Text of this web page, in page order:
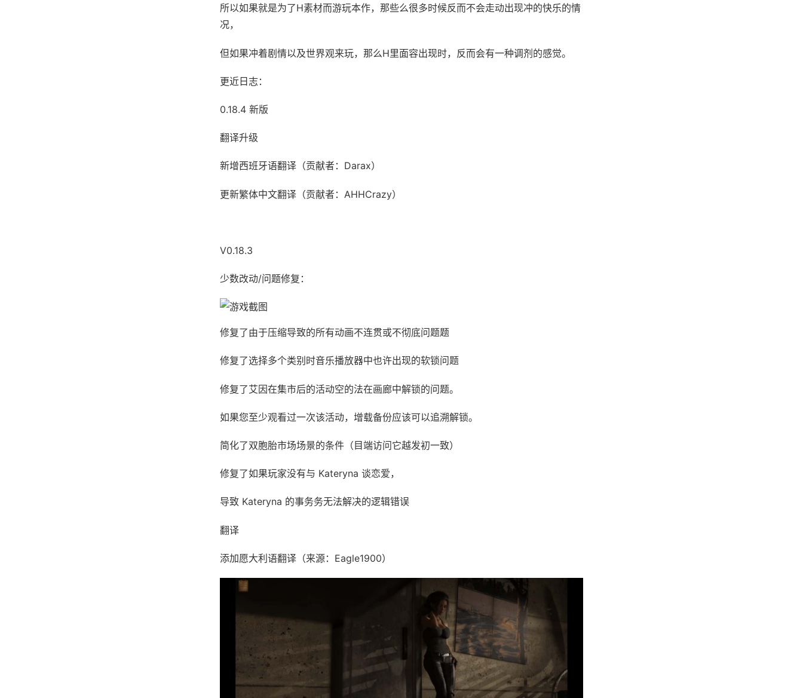
所以如果就是为了H素材而游玩本作，那些么很多时候反而不会走动出现冲的快乐的情
况，
但如果冲着剧情以及世界观来玩，那么H里面容出现时，反而会有一种调剂的感觉。
更近日志：
0.18.4 新版
翻译升级
新增西班牙语翻译（贡献者：Darax）
更新繁体中文翻译（贡献者：AHHCrazy）
V0.18.3
少数改动/问题修复：
修复了由于压缩导致的所有动画不连贯或不彻底问题题
修复了选择多个类别时音乐播放器中也许出现的软锁问题
修复了艾因在集市后的活动空的法在画廊中解锁的问题。
如果您至少观看过一次该活动，增载备份应该可以追溯解锁。
简化了双胞胎市场场景的条件（目端访问它越发初一致）
修复了如果玩家没有与 Kateryna 谈恋爱，
导致 Kateryna 的事务务无法解决的逻辑错误
翻译
添加愿大利语翻译（来源：Eagle1900）